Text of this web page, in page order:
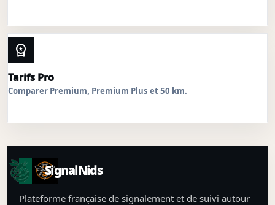
workspace_premium
Tarifs Pro
Comparer Premium, Premium Plus et 50 km.
SignalNids
Plateforme française de signalement et de suivi autour